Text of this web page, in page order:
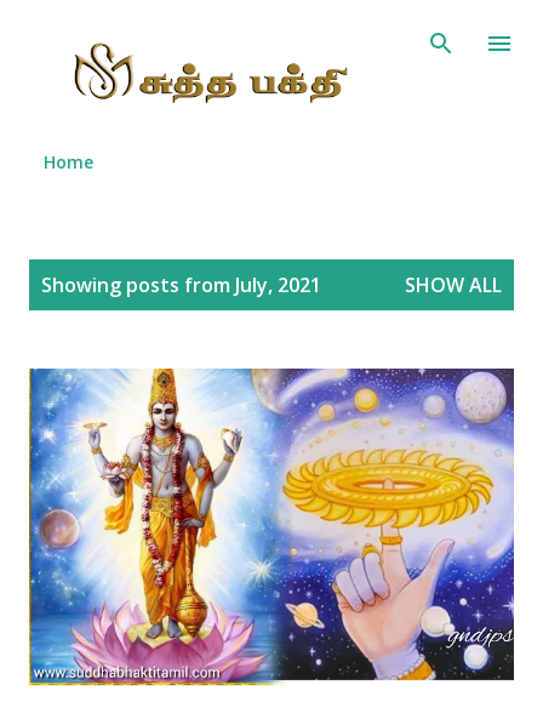
Home
Showing posts from July, 2021 SHOW ALL